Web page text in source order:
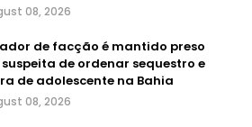
08, 2026
de facção é mantido preso
de ordenar sequestro e
de adolescente na Bahia
08, 2026